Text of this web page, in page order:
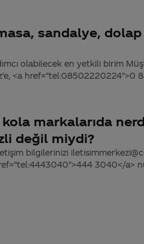
sandalye, dolap
olabilecek en yetkili birim
<a href="tel:08502220224">0
markalarıda
değil miydi?
bilgilerinizi
3040</a>